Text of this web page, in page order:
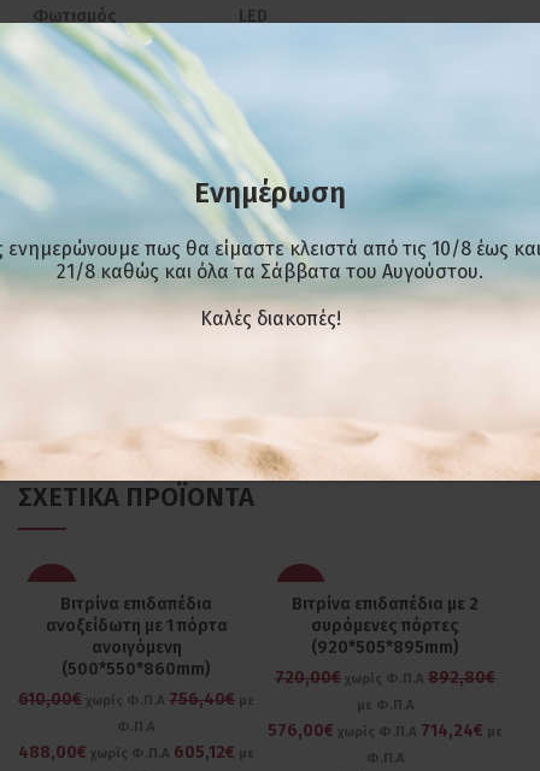
Φωτισμός LED
Ψυκτικό υγρό
Κλιματική κλάση 4 (30°C & 55% RH)
Αυτόματη
Καθαρό Βάρος 79 Kg
ΣΧΕΤΙΚΆ ΠΡΟΪΌΝΤΑ
Βιτρίνα επιδαπέδια
ανοξείδωτη με 1 πόρτα
ανοιγόμενη
(500*550*860mm)
610,00€ χωρίς Φ.Π.Α756,40€ με
Φ.Π.Α
488,00€ χωρίς Φ.Π.Α 605,12€ με
Βιτρίνα επιδαπέδια με 2
συρόμενες πόρτες
(920*505*895mm)
720,00€ χωρίς Φ.Π.Α892,80€
με Φ.Π.Α
576,00€ χωρίς Φ.Π.Α 714,24€ με
Φ.Π.Α
Ενημέρωση
ενημερώνουμε πως θα είμαστε κλειστά από τις 10/8 έως και
21/8 καθώς και όλα τα Σάββατα του Αυγούστου.
Kαλές διακοπές!